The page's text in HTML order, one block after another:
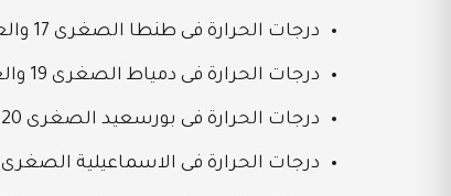
درجات الحرارة فى طنطا الصغرى 17 والعظمى 24
درجات الحرارة فى دمياط الصغرى 19 والعظمى 25
درجات الحرارة فى بورسعيد الصغرى 20 والعظمى 25
درجات الحرارة فى الاسماعيلية الصغرى 17 والعظمى 25